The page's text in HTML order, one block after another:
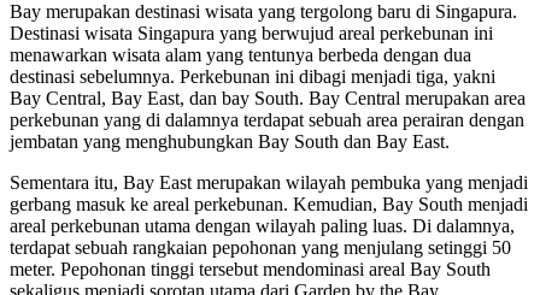
Bay merupakan destinasi wisata yang tergolong baru di Singapura.
Destinasi wisata Singapura yang berwujud areal perkebunan ini
menawarkan wisata alam yang tentunya berbeda dengan dua
destinasi sebelumnya. Perkebunan ini dibagi menjadi tiga, yakni
Bay Central, Bay East, dan bay South. Bay Central merupakan area
perkebunan yang di dalamnya terdapat sebuah area perairan dengan
jembatan yang menghubungkan Bay South dan Bay East.
Sementara itu, Bay East merupakan wilayah pembuka yang menjadi
gerbang masuk ke areal perkebunan. Kemudian, Bay South menjadi
areal perkebunan utama dengan wilayah paling luas. Di dalamnya,
terdapat sebuah rangkaian pepohonan yang menjulang setinggi 50
meter. Pepohonan tinggi tersebut mendominasi areal Bay South
sekaligus menjadi sorotan utama dari Garden by the Bay.